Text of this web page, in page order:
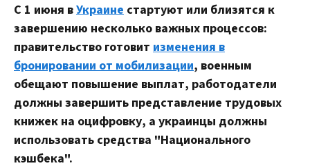
С 1 июня вУкраине стартуют или близятся к
завершению несколько важных процессов:
правительство готовит изменения в
бронировании от мобилизации, военным
обещают повышение выплат, работодатели
должны завершить представление трудовых
книжек на оцифровку, а украинцы должны
использовать средства "Национального
кэшбека".